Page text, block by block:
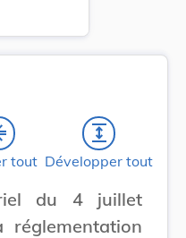
tout
expand
Développer tout
du 4 juillet
réglementation